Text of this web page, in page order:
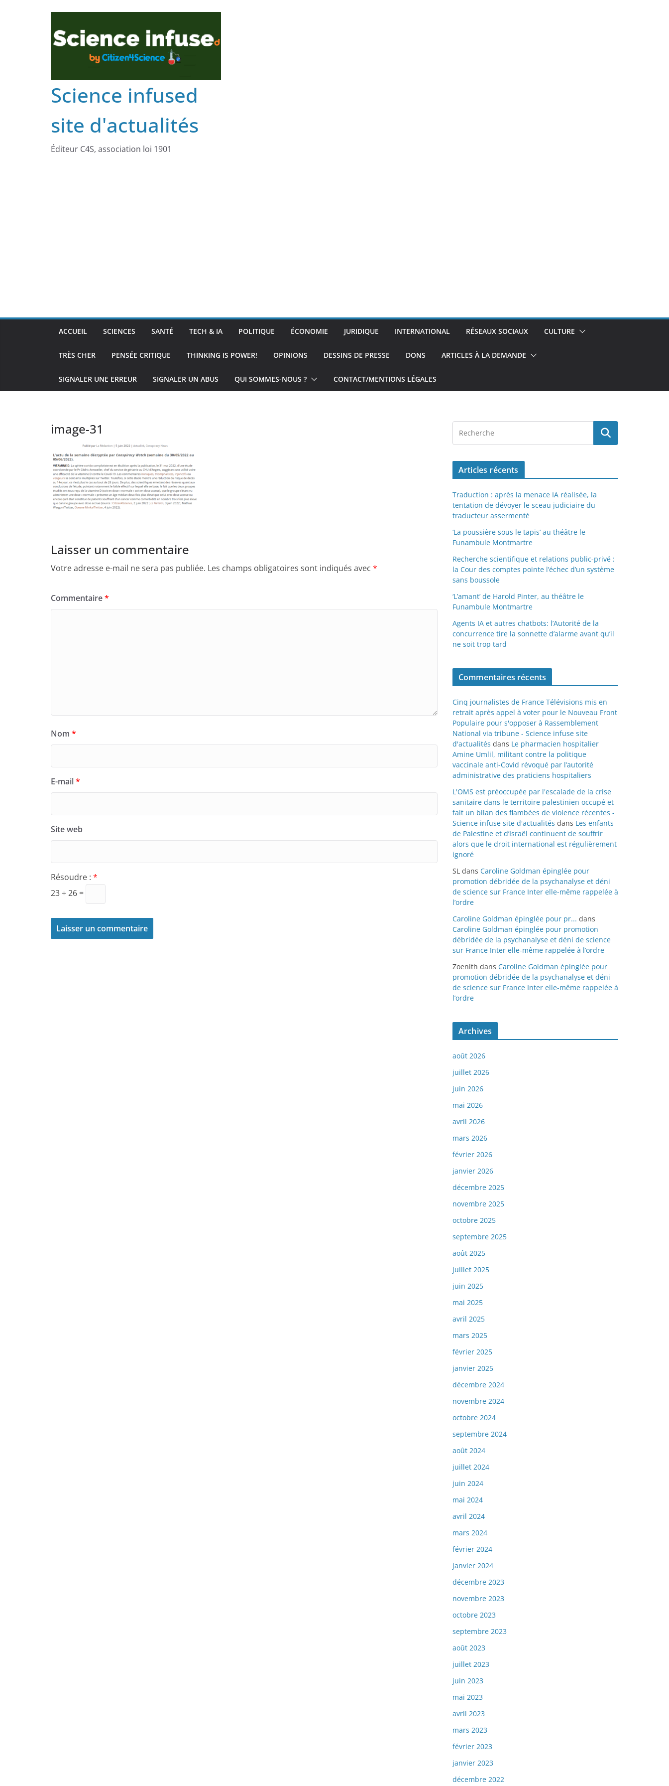
Science infused
site d'actualités
Éditeur C4S, association loi 1901
ACCUEIL SCIENCES SANTÉ TECH & IA POLITIQUE ÉCONOMIE JURIDIQUE INTERNATIONAL RÉSEAUX SOCIAUX CULTURE
TRÈS CHER PENSÉE CRITIQUE THINKING IS POWER! OPINIONS DESSINS DE PRESSE DONS ARTICLES À LA DEMANDE
SIGNALER UNE ERREUR SIGNALER UN ABUS QUI SOMMES-NOUS ? CONTACT/MENTIONS LÉGALES
image-31
Laisser un commentaire
Votre adresse e-mail ne sera pas publiée. Les champs obligatoires sont indiqués avec *
Commentaire*
Nom *
E-mail*
Site web
Résoudre : *
23 + 26 =
Articles récents
Traduction : après la menace IA réalisée, la
tentation de dévoyer le sceau judiciaire du
traducteur assermenté
‘La poussière sous le tapis’ au théâtre le
Funambule Montmartre
Recherche scientifique et relations public-privé :
la Cour des comptes pointe l’échec d’un système
sans boussole
‘L’amant’ de Harold Pinter, au théâtre le
Funambule Montmartre
Agents IA et autres chatbots: l’Autorité de la
concurrence tire la sonnette d’alarme avant qu’il
ne soit trop tard
Commentaires récents
Cinq journalistes de France Télévisions mis en
retrait après appel à voter pour le Nouveau Front
Populaire pour s'opposer à Rassemblement
National via tribune - Science infuse site
d'actualités dans Le pharmacien hospitalier
Amine Umlil, militant contre la politique
vaccinale anti-Covid révoqué par l’autorité
administrative des praticiens hospitaliers
L'OMS est préoccupée par l'escalade de la crise
sanitaire dans le territoire palestinien occupé et
fait un bilan des flambées de violence récentes -
Science infuse site d'actualités dans Les enfants
de Palestine et d’Israël continuent de souffrir
alors que le droit international est régulièrement
ignoré
SL dans Caroline Goldman épinglée pour
promotion débridée de la psychanalyse et déni
de science sur France Inter elle-même rappelée à
l’ordre
Caroline Goldman épinglée pour pr... dans
Caroline Goldman épinglée pour promotion
débridée de la psychanalyse et déni de science
sur France Inter elle-même rappelée à l’ordre
Zoenith dans Caroline Goldman épinglée pour
promotion débridée de la psychanalyse et déni
de science sur France Inter elle-même rappelée à
l’ordre
Archives
août 2026
juillet 2026
juin 2026
mai 2026
avril 2026
mars 2026
février 2026
janvier 2026
décembre 2025
novembre 2025
octobre 2025
septembre 2025
août 2025
juillet 2025
juin 2025
mai 2025
avril 2025
mars 2025
février 2025
janvier 2025
décembre 2024
novembre 2024
octobre 2024
septembre 2024
août 2024
juillet 2024
juin 2024
mai 2024
avril 2024
mars 2024
février 2024
janvier 2024
décembre 2023
novembre 2023
octobre 2023
septembre 2023
août 2023
juillet 2023
juin 2023
mai 2023
avril 2023
mars 2023
février 2023
janvier 2023
décembre 2022